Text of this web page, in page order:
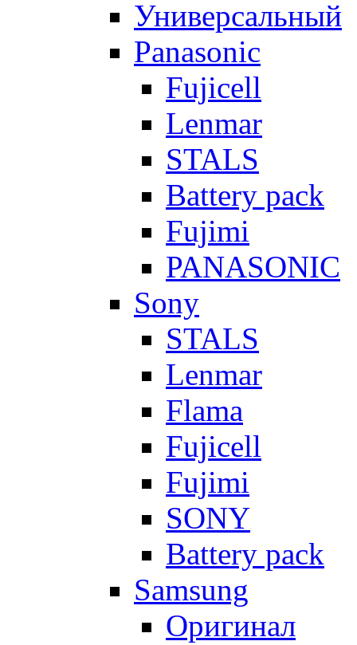
Универсальный
Panasonic
Fujicell
Lenmar
STALS
Battery pack
Fujimi
PANASONIC
Sony
STALS
Lenmar
Flama
Fujicell
Fujimi
SONY
Battery pack
Samsung
Оригинал